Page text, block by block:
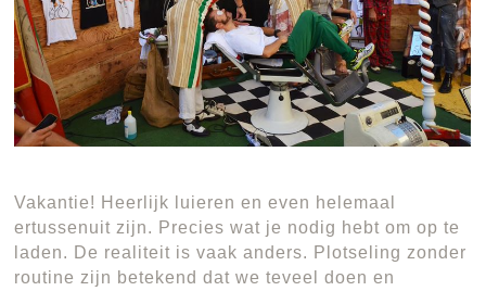
Vakantie! Heerlijk luieren en even helemaal
ertussenuit zijn. Precies wat je nodig hebt om op te
laden. De realiteit is vaak anders. Plotseling zonder
routine zijn betekend dat we teveel doen en